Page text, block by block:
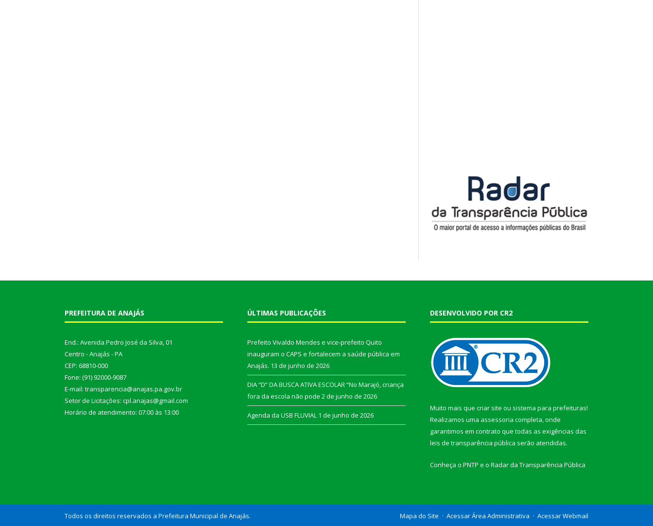
PREFEITURA DE ANAJÁS
End.: Avenida Pedro José da Silva, 01
Centro - Anajás - PA
CEP: 68810-000
Fone: (91) 92000-9087
E-mail: transparencia@anajas.pa.gov.br
Setor de Licitações: cpl.anajas@gmail.com
Horário de atendimento: 07:00 às 13:00
ÚLTIMAS PUBLICAÇÕES
Prefeito Vivaldo Mendes e vice-prefeito Quito
inauguram o CAPS e fortalecem a saúde pública em
Anajás. 13 de junho de 2026
DIA “D” DA BUSCA ATIVA ESCOLAR “No Marajó, criança
fora da escola não pode 2 de junho de 2026
Agenda da USB FLUVIAL 1 de junho de 2026
DESENVOLVIDO POR CR2
Muito mais que criar site ou sistema para prefeituras!
Realizamos uma assessoria completa, onde
garantimos em contrato que todas as exigências das
leis de transparência pública serão atendidas.
Conheça o PNTP e o Radar da Transparência Pública
Todos os direitos reservados a Prefeitura Municipal de Anajás. Mapa do Site Acessar Área Administrativa Acessar Webmail